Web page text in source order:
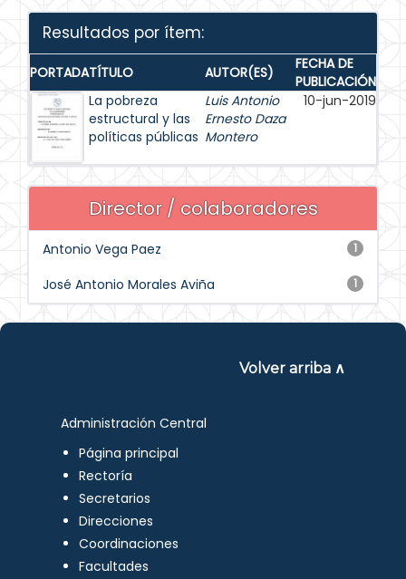
Resultados por ítem:
PORTADATÍTULO AUTOR(ES)
FECHA DE
PUBLICACIÓN
La pobreza
estructural y las
políticas públicas
Luis Antonio
Ernesto Daza
Montero
10-jun-2019
Director / colaboradores
1
Antonio Vega Paez
1
José Antonio Morales Aviña
Volver arriba ∧
Administración Central
Página principal
Rectoría
Secretarios
Direcciones
Coordinaciones
Facultades